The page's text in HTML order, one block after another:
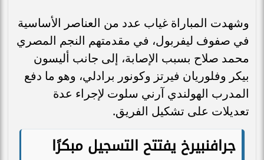
وشهدت المباراة غياب عدد من العناصر الأساسية
في صفوف ليفربول، في مقدمتهم النجم المصري
محمد صلاح بسبب الإصابة، إلى جانب أليسون
بيكر وفلوريان فيرتز وكونور برادلي، وهو ما دفع
المدرب الهولندي آرني سلوت لإجراء عدة
تعديلات على تشكيل الفريق.
جرافنبيرخ يفتتح التسجيل مبكرًا